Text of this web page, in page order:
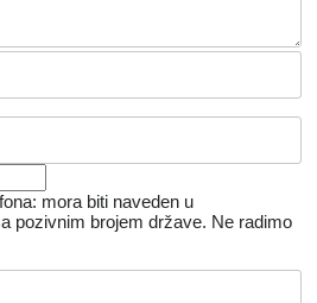
mora biti naveden u
pozivnim brojem države. Ne radimo